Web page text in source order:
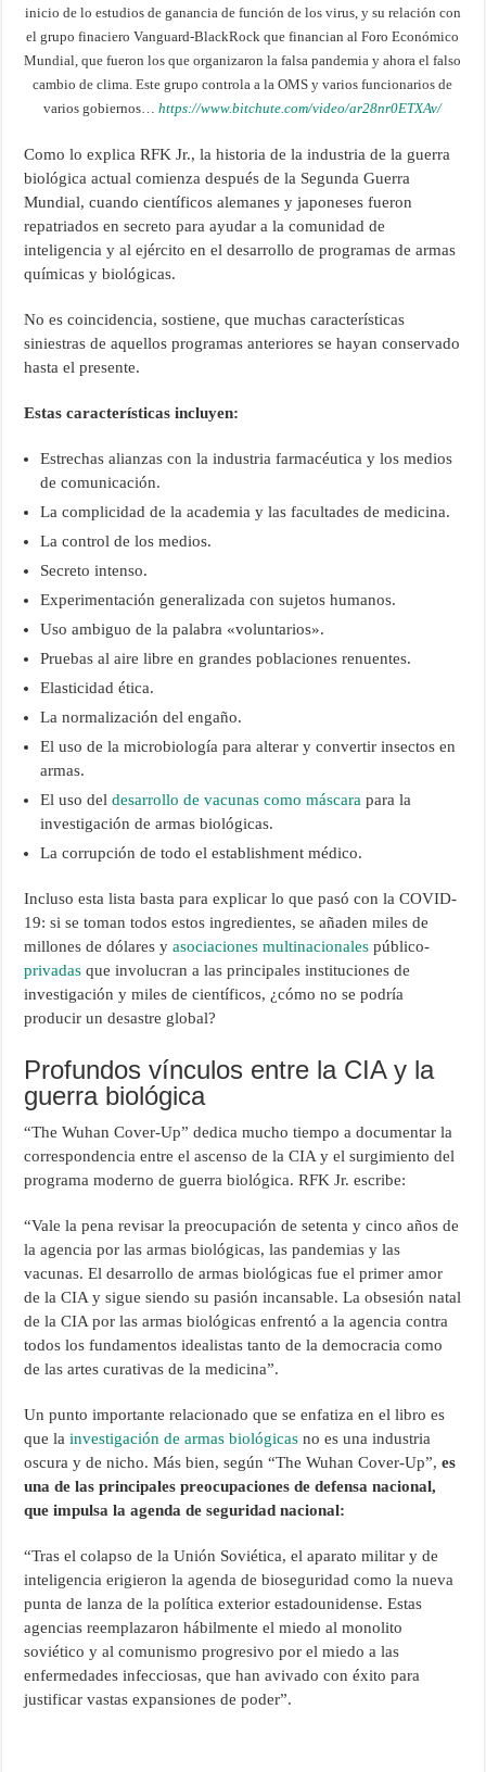
inicio de lo estudios de ganancia de función de los virus, y su relación con
el grupo finaciero Vanguard-BlackRock que financian al Foro Económico
Mundial, que fueron los que organizaron la falsa pandemia y ahora el falso
cambio de clima. Este grupo controla a la OMS y varios funcionarios de
varios gobiernos…https://www.bitchute.com/video/ar28nr0ETXAv/
Como lo explica RFK Jr., la historia de la industria de la guerra
biológica actual comienza después de la Segunda Guerra
Mundial, cuando científicos alemanes y japoneses fueron
repatriados en secreto para ayudar a la comunidad de
inteligencia y al ejército en el desarrollo de programas de armas
químicas y biológicas.
No es coincidencia, sostiene, que muchas características
siniestras de aquellos programas anteriores se hayan conservado
hasta el presente.
Estas características incluyen:
Estrechas alianzas con la industria farmacéutica y los medios
de comunicación.
La complicidad de la academia y las facultades de medicina.
La control de los medios.
Secreto intenso.
Experimentación generalizada con sujetos humanos.
Uso ambiguo de la palabra «voluntarios».
Pruebas al aire libre en grandes poblaciones renuentes.
Elasticidad ética.
La normalización del engaño.
El uso de la microbiología para alterar y convertir insectos en
armas.
El uso deldesarrollo de vacunas como máscara para la
investigación de armas biológicas.
La corrupción de todo el establishment médico.
Incluso esta lista basta para explicar lo que pasó con la COVID-
19: si se toman todos estos ingredientes, se añaden miles de
millones de dólares yasociaciones multinacionales público-
privadas que involucran a las principales instituciones de
investigación y miles de científicos, ¿cómo no se podría
producir un desastre global?
Profundos vínculos entre la CIA y la
guerra biológica
“The Wuhan Cover-Up” dedica mucho tiempo a documentar la
correspondencia entre el ascenso de la CIA y el surgimiento del
programa moderno de guerra biológica. RFK Jr. escribe:
“Vale la pena revisar la preocupación de setenta y cinco años de
la agencia por las armas biológicas, las pandemias y las
vacunas. El desarrollo de armas biológicas fue el primer amor
de la CIA y sigue siendo su pasión incansable. La obsesión natal
de la CIA por las armas biológicas enfrentó a la agencia contra
todos los fundamentos idealistas tanto de la democracia como
de las artes curativas de la medicina”.
Un punto importante relacionado que se enfatiza en el libro es
que lainvestigación de armas biológicasno es una industria
oscura y de nicho. Más bien, según “The Wuhan Cover-Up”,es
una de las principales preocupaciones de defensa nacional,
que impulsa la agenda de seguridad nacional:
“Tras el colapso de la Unión Soviética, el aparato militar y de
inteligencia erigieron la agenda de bioseguridad como la nueva
punta de lanza de la política exterior estadounidense. Estas
agencias reemplazaron hábilmente el miedo al monolito
soviético y al comunismo progresivo por el miedo a las
enfermedades infecciosas, que han avivado con éxito para
justificar vastas expansiones de poder”.